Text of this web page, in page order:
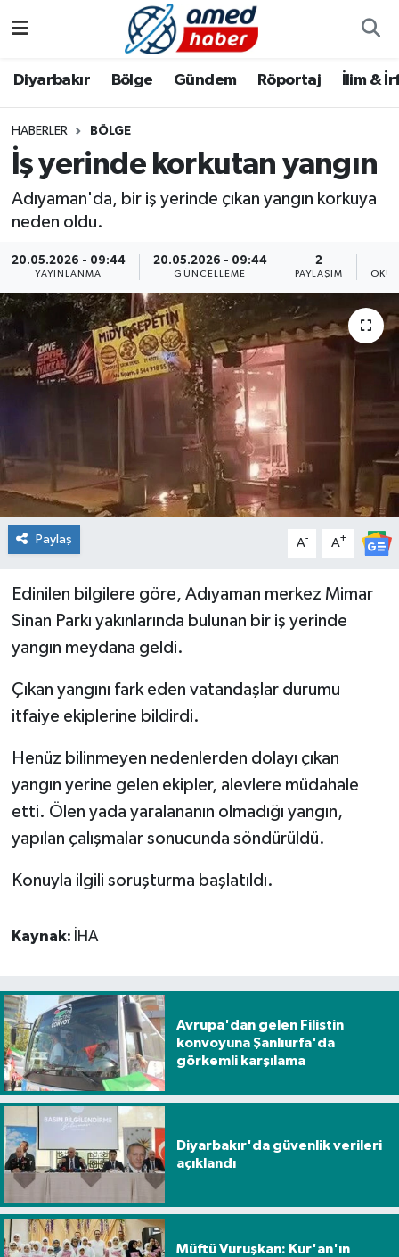
Diyarbakır Bölge Gündem Röportaj İlim &
HABERLER BÖLGE
İş yerinde korkutan yangın
Adıyaman'da, bir iş yerinde çıkan yangın korkuya
neden oldu.
20.05.2026 - 09:44
YAYINLANMA
20.05.2026 - 09:44
GÜNCELLEME
2
PAYLAŞIM
Paylaş A- A+
Edinilen bilgilere göre, Adıyaman merkez Mimar
Sinan Parkı yakınlarında bulunan bir iş yerinde
yangın meydana geldi.
Çıkan yangını fark eden vatandaşlar durumu
itfaiye ekiplerine bildirdi.
Henüz bilinmeyen nedenlerden dolayı çıkan
yangın yerine gelen ekipler, alevlere müdahale
etti. Ölen yada yaralananın olmadığı yangın,
yapılan çalışmalar sonucunda söndürüldü.
Konuyla ilgili soruşturma başlatıldı.
Kaynak: İHA
Avrupa'dan gelen Filistin
konvoyuna Şanlıurfa'da
görkemli karşılama
Diyarbakır'da güvenlik verileri
açıklandı
Müftü Vuruşkan: Kur'an'ın
Bölge
Röportaj
Foto Galeri
Aile
Asayiş
Bilim & Teknoloji
Dünya
Eğitim
Ekonomi
Güncel
Gündem
Kültür & Sanat
KURDÎ
Sağlık & Yaşam
Siyaset
Spor
Yaşam
Diyarbakır Hava Durumu
Diyarbakır Namaz Vakitleri
Diyarbakır Trafik Yoğunluk Haritası
Tüm Manşetler
Son Dakika Haberleri
Haber Arşivi